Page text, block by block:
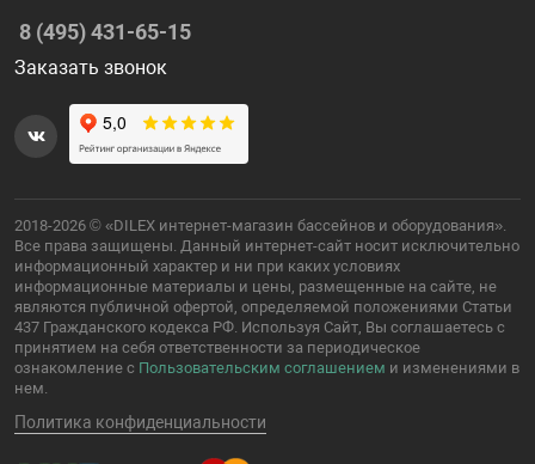
8 (495) 431-65-15
Заказать звонок
2018-2026 © «DILEX интернет-магазин бассейнов и оборудования».
Все права защищены. Данный интернет-сайт носит исключительно
информационный характер и ни при каких условиях
информационные материалы и цены, размещенные на сайте, не
являются публичной офертой, определяемой положениями Статьи
437 Гражданского кодекса РФ. Используя Сайт, Вы соглашаетесь с
принятием на себя ответственности за периодическое
ознакомление с Пользовательским соглашением и изменениями в
нем.
Политика конфиденциальности